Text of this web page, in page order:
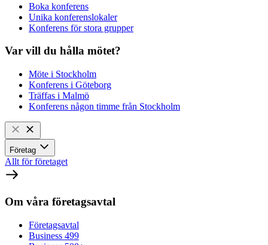
Boka konferens
Unika konferenslokaler
Konferens för stora grupper
Var vill du hålla mötet?
Möte i Stockholm
Konferens i Göteborg
Träffas i Malmö
Konferens någon timme från Stockholm
Företag
Allt för företaget
Om våra företagsavtal
Företagsavtal
Business 499